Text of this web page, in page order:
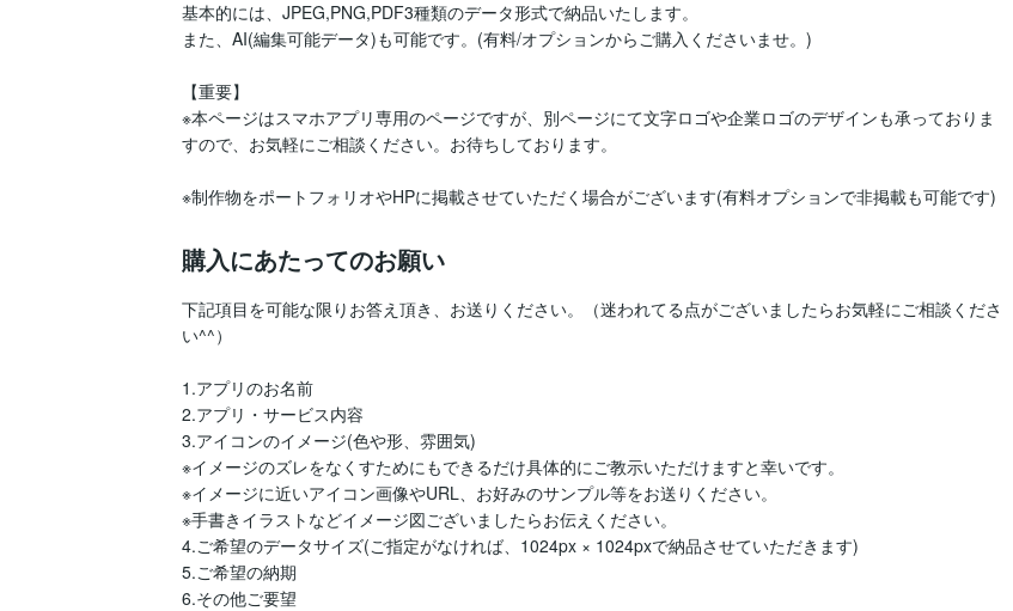
基本的には、JPEG,PNG,PDF3種類のデータ形式で納品いたします。
また、AI(編集可能データ)も可能です。(有料/オプションからご購入くださいませ。)
【重要】
※本ページはスマホアプリ専用のページですが、別ページにて文字ロゴや企業ロゴのデザインも承っておりま
すので、お気軽にご相談ください。お待ちしております。
※制作物をポートフォリオやHPに掲載させていただく場合がございます(有料オプションで非掲載も可能です)
購入にあたってのお願い
下記項目を可能な限りお答え頂き、お送りください。（迷われてる点がございましたらお気軽にご相談くださ
い^^）
1.アプリのお名前
2.アプリ・サービス内容
3.アイコンのイメージ(色や形、雰囲気)
※イメージのズレをなくすためにもできるだけ具体的にご教示いただけますと幸いです。
※イメージに近いアイコン画像やURL、お好みのサンプル等をお送りください。
※手書きイラストなどイメージ図ございましたらお伝えください。
4.ご希望のデータサイズ(ご指定がなければ、1024px × 1024pxで納品させていただきます)
5.ご希望の納期
6.その他ご要望